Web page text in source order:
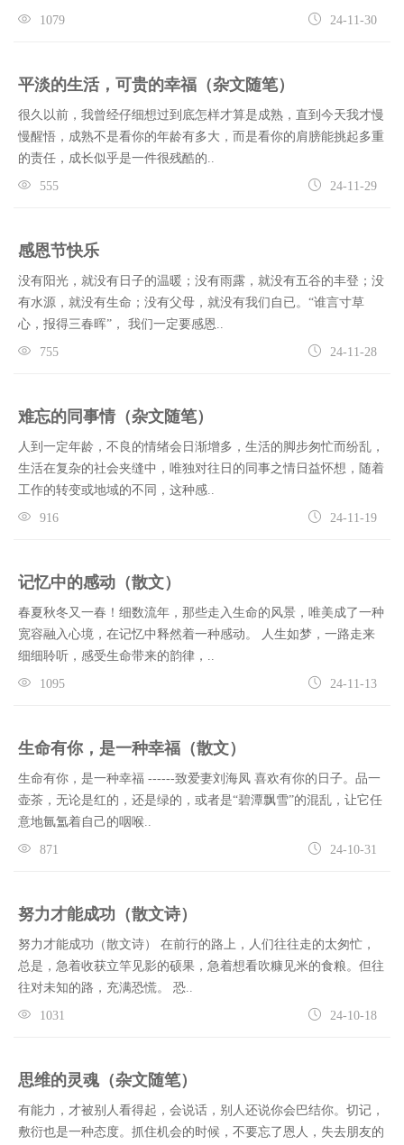
1079 24-11-30
平淡的生活，可贵的幸福（杂文随笔）
很久以前，我曾经仔细想过到底怎样才算是成熟，直到今天我才慢
慢醒悟，成熟不是看你的年龄有多大，而是看你的肩膀能挑起多重
的责任，成长似乎是一件很残酷的..
555 24-11-29
感恩节快乐
没有阳光，就没有日子的温暖；没有雨露，就没有五谷的丰登；没
有水源，就没有生命；没有父母，就没有我们自已。“谁言寸草
心，报得三春晖”， 我们一定要感恩..
755 24-11-28
难忘的同事情（杂文随笔）
人到一定年龄，不良的情绪会日渐增多，生活的脚步匆忙而纷乱，
生活在复杂的社会夹缝中，唯独对往日的同事之情日益怀想，随着
工作的转变或地域的不同，这种感..
916 24-11-19
记忆中的感动（散文）
春夏秋冬又一春！细数流年，那些走入生命的风景，唯美成了一种
宽容融入心境，在记忆中释然着一种感动。 人生如梦，一路走来
细细聆听，感受生命带来的韵律，..
1095 24-11-13
生命有你，是一种幸福（散文）
生命有你，是一种幸福 ------致爱妻刘海凤 喜欢有你的日子。品一
壶茶，无论是红的，还是绿的，或者是“碧潭飘雪”的混乱，让它任
意地氤氲着自己的咽喉..
871 24-10-31
努力才能成功（散文诗）
努力才能成功（散文诗） 在前行的路上，人们往往走的太匆忙，
总是，急着收获立竿见影的硕果，急着想看吹糠见米的食粮。但往
往对未知的路，充满恐慌。 恐..
1031 24-10-18
思维的灵魂（杂文随笔）
有能力，才被别人看得起，会说话，别人还说你会巴结你。切记，
敷衍也是一种态度。抓住机会的时候，不要忘了恩人，失去朋友的